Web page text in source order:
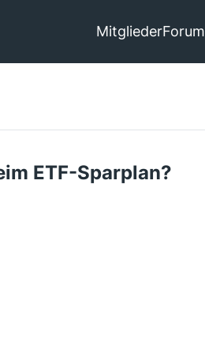
MitgliederForum
ETF-Sparplan?